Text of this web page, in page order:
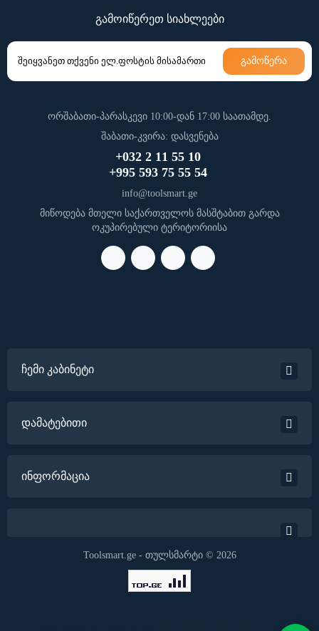
გამოიწერეთ სიახლეები
გამოწერა
ორშაბათი-პარასკევი 10:00-დან 17:00 საათამდე.
შაბათი-კვირა: დასვენება
+032 2 11 55 10
+995 593 75 55 54
მიწოდება მთელი საქართველოს მასშტაბით გარდა
ოკუპირებული ტერიტორიისა
ჩემი კაბინეტი
დამატებითი
ინფორმაცია
Toolsmart.ge - თულსმარტი © 2026